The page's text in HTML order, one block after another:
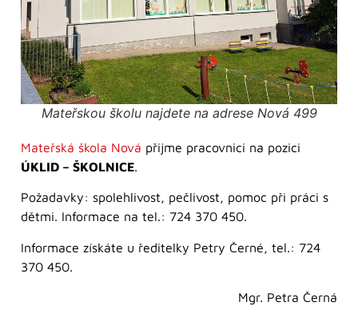
Mateřskou školu najdete na adrese Nová 499
Mateřská škola Nová přijme pracovnici na pozici
ÚKLID – ŠKOLNICE.
Požadavky: spolehlivost, pečlivost, pomoc při práci s
dětmi. Informace na tel.: 724 370 450.
Informace získáte u ředitelky Petry Černé, tel.: 724
370 450.
Mgr. Petra Černá